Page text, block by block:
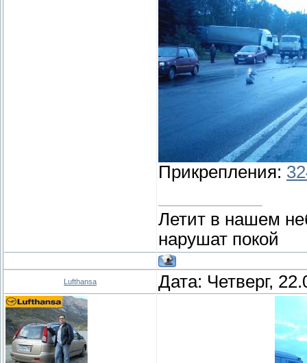
Прикрепления:
Летит в нашем
нарушат покой
Lufthansa Дата: Четверг,